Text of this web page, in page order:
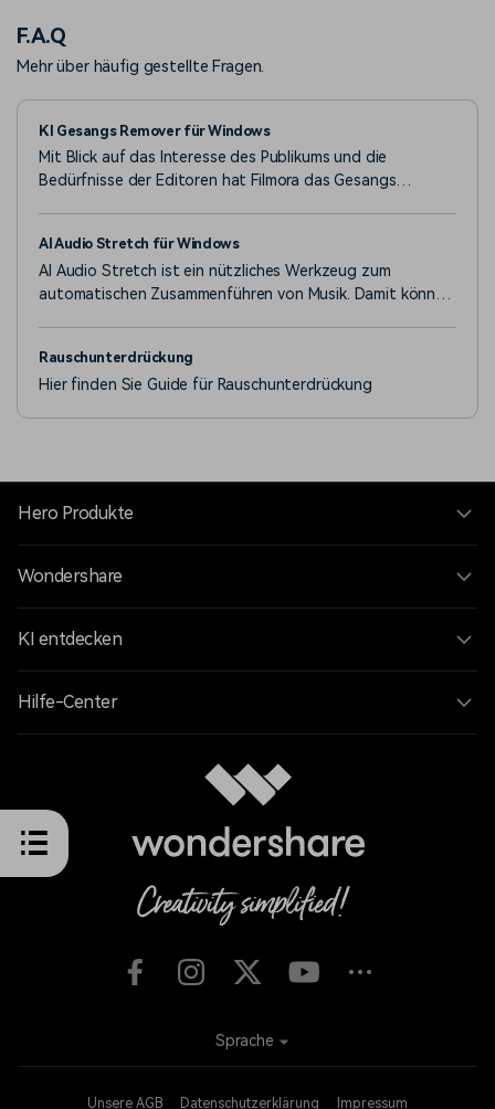
F.A.Q
Mehr über häufig gestellte Fragen.
KI Gesangs Remover für Windows
Mit Blick auf das Interesse des Publikums und die
Bedürfnisse der Editoren hat Filmora das Gesangs
AI Audio Stretch für Windows
AI Audio Stretch ist ein nützliches Werkzeug zum
automatischen Zusammenführen von Musik. Damit können
bleiben im Remix gleich, während der Mittelteil bearbeitet
wird. kunst_id:
Rauschunterdrückung
Hier finden Sie Guide für Rauschunterdrückung
Hero Produkte
Wondershare
KI entdecken
Hilfe-Center
Unsere AGB Datenschutzerklärung Impressum
Sprache